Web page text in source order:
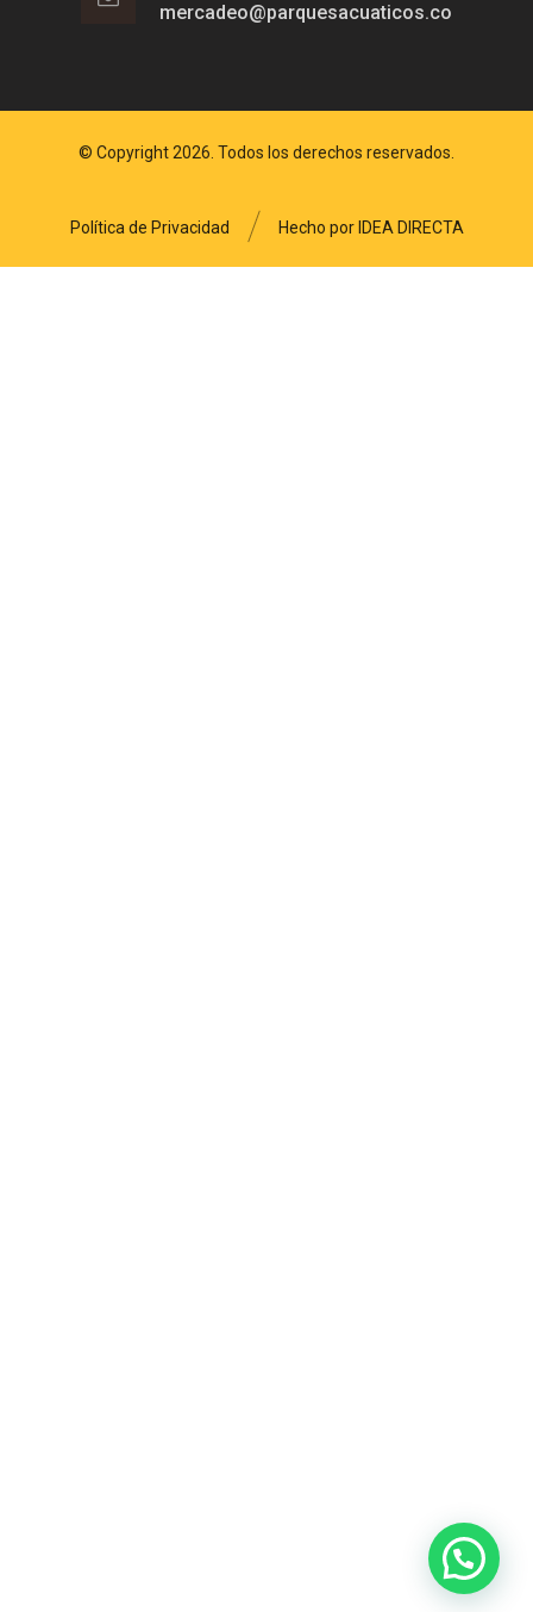
mercadeo@parquesacuaticos.co
© Copyright 2026. Todos los derechos reservados.
Hecho por IDEA DIRECTA
Política de Privacidad